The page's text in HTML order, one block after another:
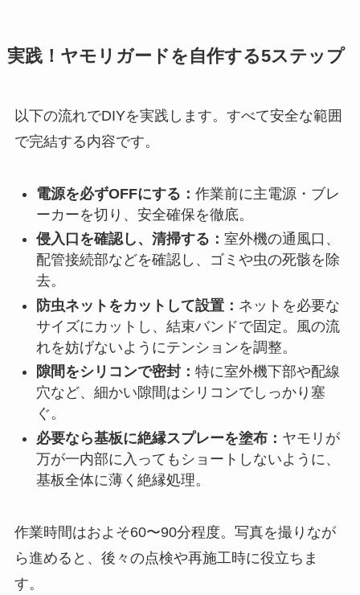
実践！ヤモリガードを自作する5ステップ
以下の流れでDIYを実践します。すべて安全な範囲
で完結する内容です。
電源を必ずOFFにする： 作業前に主電源・ブレ
ーカーを切り、安全確保を徹底。
侵入口を確認し、清掃する： 室外機の通風口、
配管接続部などを確認し、ゴミや虫の死骸を除
去。
防虫ネットをカットして設置： ネットを必要な
サイズにカットし、結束バンドで固定。風の流
れを妨げないようにテンションを調整。
隙間をシリコンで密封： 特に室外機下部や配線
穴など、細かい隙間はシリコンでしっかり塞
ぐ。
必要なら基板に絶縁スプレーを塗布： ヤモリが
万が一内部に入ってもショートしないように、
基板全体に薄く絶縁処理。
作業時間はおよそ60〜90分程度。写真を撮りなが
ら進めると、後々の点検や再施工時に役立ちま
す。